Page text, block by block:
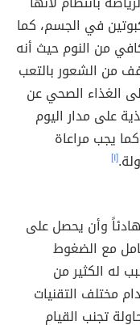
في الجسم، كما
من النوم حيث أنه
من الشعور بالتعب
الغذاء الصحي عن
على مدار اليوم
يجب مراعاة
[١]
وأن يحصل على
مع الضغوط
له الكثير من
مختلف التقنيات
تجنب القيام